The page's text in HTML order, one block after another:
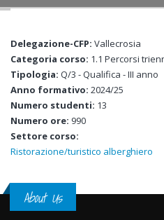
Delegazione-CFP: Vallecrosia
Categoria corso: 1.1 Percorsi
Tipologia: Q/3 - Qualifica - III anno
Anno formativo: 2024/25
Numero studenti: 13
Numero ore: 990
Settore corso:
Ristorazione/turistico alberghiero
About Us